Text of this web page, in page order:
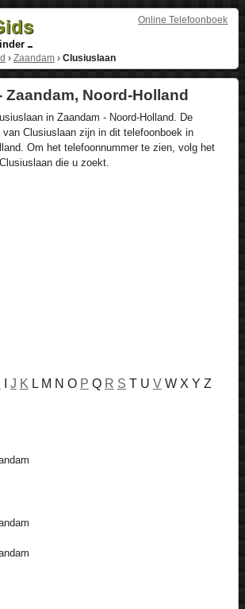
Online Telefoonboek
› Zaandam› Clusiuslaan
Zaandam, Noord-Holland
in Zaandam - Noord-Holland. De
Clusiuslaan zijn in dit telefoonboek in
Om het telefoonnummer te zien, volg het
die u zoekt.
J KL M N O P Q R S T U V W X Y Z